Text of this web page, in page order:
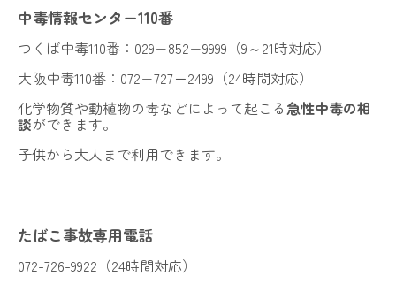
中毒情報センター110番
つくば中毒110番：029−852−9999（9～21時対応）
大阪中毒110番：072−727ー2499（24時間対応）
化学物質や動植物の毒などによって起こる急性中毒の相
談ができます。
子供から大人まで利用できます。
たばこ事故専用電話
072-726-9922（24時間対応）